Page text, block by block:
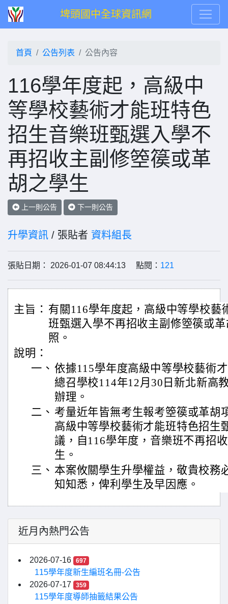
埤頭國中全球資訊網
首頁 公告列表 公告內容
116學年度起，高級中
等學校藝術才能班特色
招生音樂班甄選入學不
再招收主副修箜篌或革
胡之學生
上一則公告 下一則公告
升學資訊 / 張貼者 資料組長
張貼日期： 2026-01-07 08:44:13 點閱： 121
主旨： 有關116學年度起，高級中等學校藝
班甄選入學不再招收主副修箜篌或
照。
說明：
一、 依據115學年度高級中等學校藝術
總召學校114年12月30日新北新高
辦理。
二、 考量近年皆無考生報考箜篌或革胡
高級中等學校藝術才能班特色招生
議，自116學年度，音樂班不再招
生。
三、 本案攸關學生升學權益，敬貴校務
知知悉，俾利學生及早因應。
近月內熱門公告
2026-07-16 697
115學年度新生編班名冊-公告
2026-07-17
359
115學年度導師抽籤結果公告